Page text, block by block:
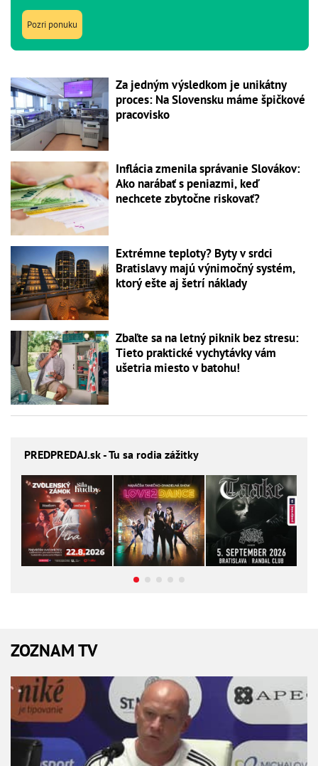
Pozri ponuku
Za jedným výsledkom je unikátny
proces: Na Slovensku máme špičkové
pracovisko
Inflácia zmenila správanie Slovákov:
Ako narábať s peniazmi, keď
nechcete zbytočne riskovať?
Extrémne teploty? Byty v srdci
Bratislavy majú výnimočný systém,
ktorý ešte aj šetrí náklady
Zbaľte sa na letný piknik bez stresu:
Tieto praktické vychytávky vám
ušetria miesto v batohu!
PREDPREDAJ.sk - Tu sa rodia zážitky
ZOZNAM TV